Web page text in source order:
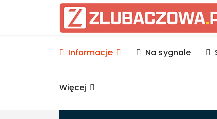
Informacje Lubaczów,
Informacje Na sygnale
Więcej